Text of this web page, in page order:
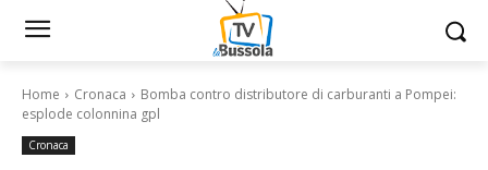
Home Cronaca
Bomba contro distributore di carburanti a Pompei:
esplode colonnina gpl
Cronaca